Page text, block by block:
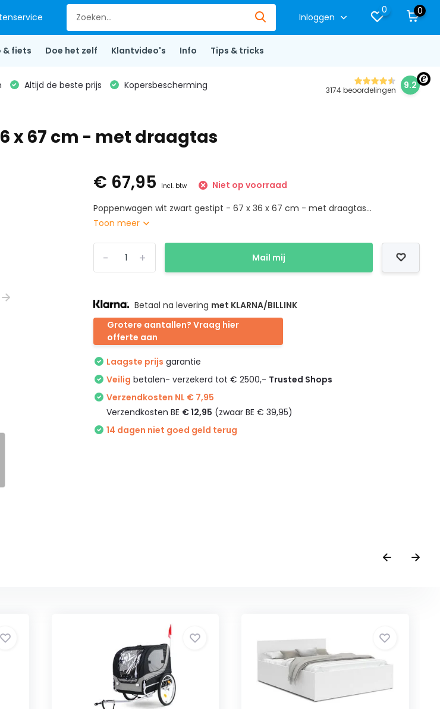
Inloggen
0 0
& fiets Doe het zelf Klantvideo's Info Tips & tricks
Altijd de beste prijs Kopersbescherming 3174 beoordelingen 9.2
x 67 cm - met draagtas
€ 67,95 Incl. btw
Niet op voorraad
Poppenwagen wit zwart gestipt - 67 x 36 x 67 cm - met draagtas...
Toon meer
+
- Mail mij
Betaal na levering met KLARNA/BILLINK
Grotere aantallen? Vraag hier
offerte aan
Laagste prijs garantie
Veilig betalen- verzekerd tot € 2500,- Trusted Shops
Verzendkosten NL € 7,95
Verzendkosten BE € 12,95 (zwaar BE € 39,95)
14 dagen niet goed geld terug